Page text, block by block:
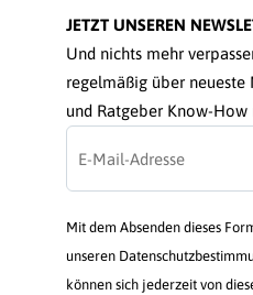
JETZT UNSEREN
Und nichts mehr
regelmäßig über
und Ratgeber Know-
Mit dem Absenden dieses
unseren
können sich jederzeit von